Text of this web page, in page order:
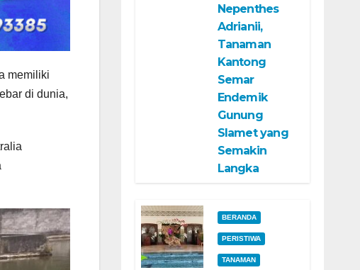
memiliki
di dunia,
Nepenthes
Adrianii,
Tanaman
Kantong
Semar
Endemik
Gunung
Slamet yang
Semakin
Langka
BERANDA
PERISTIWA
TANAMAN